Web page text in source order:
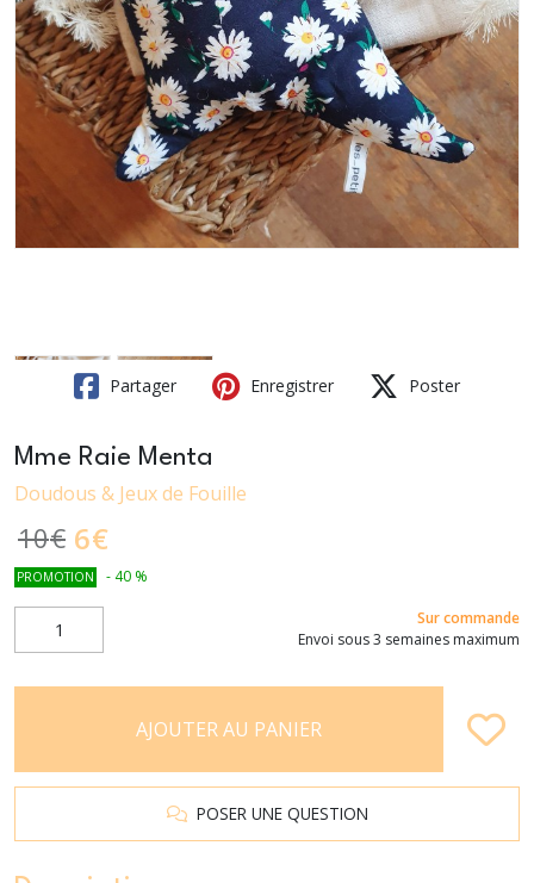
Partager Enregistrer Poster
Mme Raie Menta
Doudous & Jeux de Fouille
10€ 6€
PROMOTION - 40 %
Sur commande
Envoi sous 3 semaines maximum
AJOUTER AU PANIER
POSER UNE QUESTION